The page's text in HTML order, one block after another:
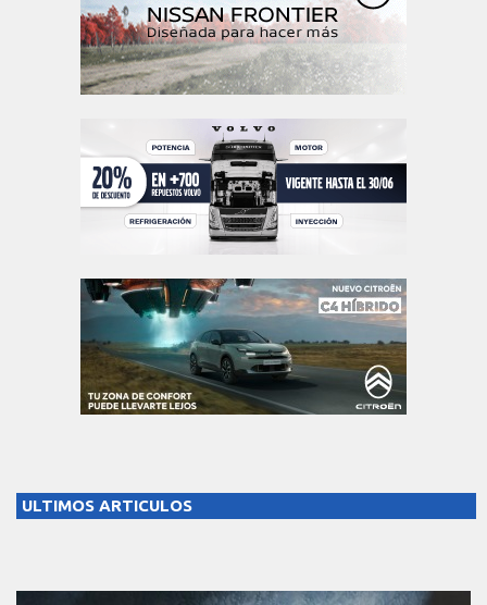
ULTIMOS ARTICULOS